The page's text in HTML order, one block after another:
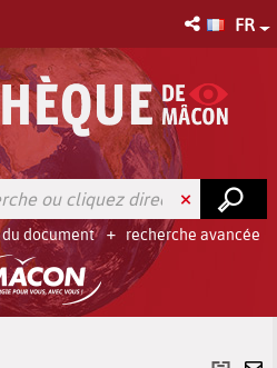
FR
recherche avancée
document
Lien